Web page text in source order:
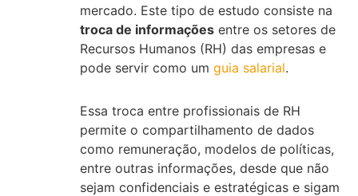
mercado. Este tipo de estudo consiste na
troca de informações entre os setores de
Recursos Humanos (RH) das empresas e
pode servir como um guia salarial.
Essa troca entre profissionais de RH
permite o compartilhamento de dados
como remuneração, modelos de políticas,
entre outras informações, desde que não
sejam confidenciais e estratégicas e sigam